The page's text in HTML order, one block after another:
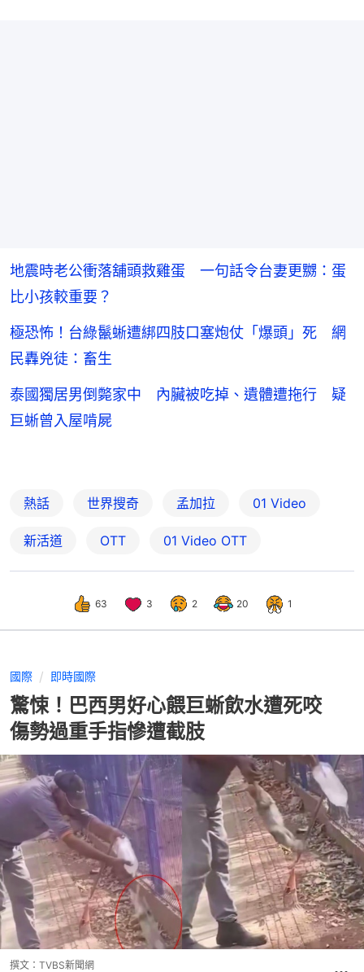
地震時老公衝落舖頭救雞蛋 一句話令台妻更嬲：蛋
比小孩較重要？
極恐怖！台綠鬣蜥遭綁四肢口塞炮仗「爆頭」死 網
民轟兇徒：畜生
泰國獨居男倒斃家中 內臟被吃掉、遺體遭拖行 疑
巨蜥曾入屋啃屍
熱話 世界搜奇 孟加拉 01 Video
新活道 OTT 01‌ ‌Video‌ ‌OTT
63 3 2 20 1
國際 即時國際
驚悚！巴西男好心餵巨蜥飲水遭死咬
傷勢過重手指慘遭截肢
撰文： TVBS新聞網